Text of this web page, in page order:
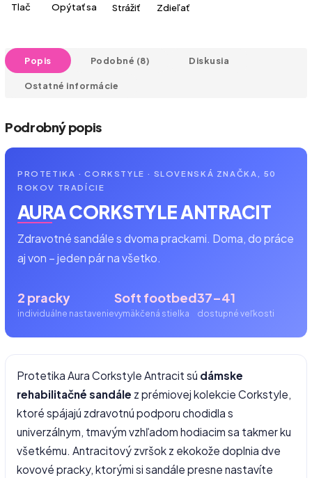
Tlač Opýtať sa Strážiť Zdieľať
Popis Podobné (8) Diskusia
Ostatné informácie
Podrobný popis
PROTETIKA · CORKSTYLE · SLOVENSKÁ ZNAČKA, 50
ROKOV TRADÍCIE
AURA CORKSTYLE ANTRACIT
Zdravotné sandále s dvoma prackami. Doma, do práce
aj von – jeden pár na všetko.
2 pracky
individuálne nastavenie
Soft footbed
vymäkčená stielka
37–41
dostupné veľkosti
Protetika Aura Corkstyle Antracit sú dámske
rehabilitačné sandále z prémiovej kolekcie Corkstyle,
ktoré spájajú zdravotnú podporu chodidla s
univerzálnym, tmavým vzhľadom hodiacim sa takmer ku
všetkému. Antracitový zvršok z ekokože doplnia dve
kovové pracky, ktorými si sandále presne nastavíte